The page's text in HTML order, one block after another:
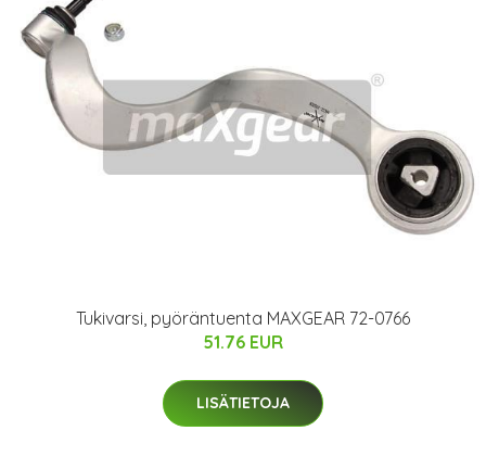
Tukivarsi, pyöräntuenta MAXGEAR 72-0766
51.76 EUR
LISÄTIETOJA